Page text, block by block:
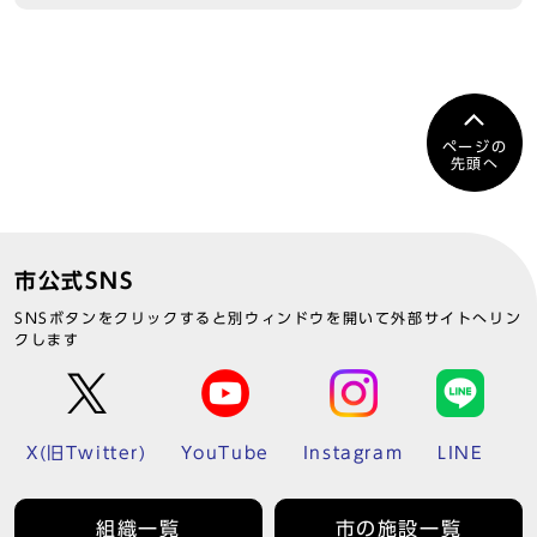
ページの
先頭へ
市公式SNS
SNSボタンをクリックすると別ウィンドウを開いて外部サイトへリン
クします
X(旧Twitter) YouTube Instagram LINE
組織一覧 市の施設一覧